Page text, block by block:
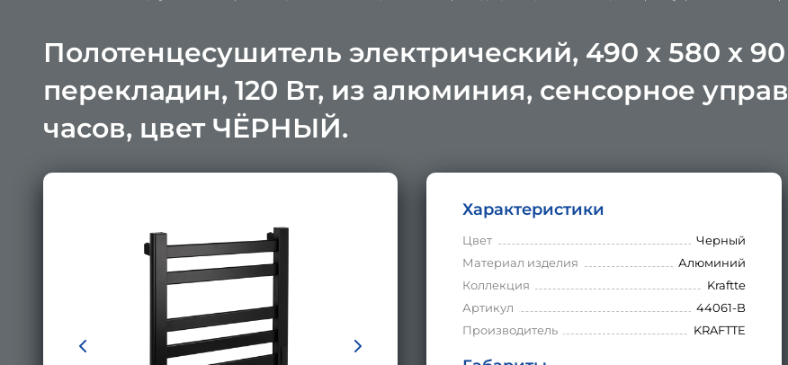
Полотенцесушитель электрический, 490 х 580 х
перекладин, 120 Вт, из алюминия, сенсорное
часов, цвет ЧЁРНЫЙ.
Характеристики
Цвет
Черный
Материал изделия
Алюминий
Коллекция
Kraftte
Артикул
44061-B
Производитель
KRAFTTE